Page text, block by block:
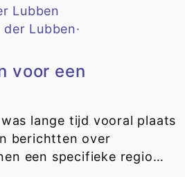
der Lubben·
voor een
lange tijd vooral plaats
berichtten over
een specifieke regio…